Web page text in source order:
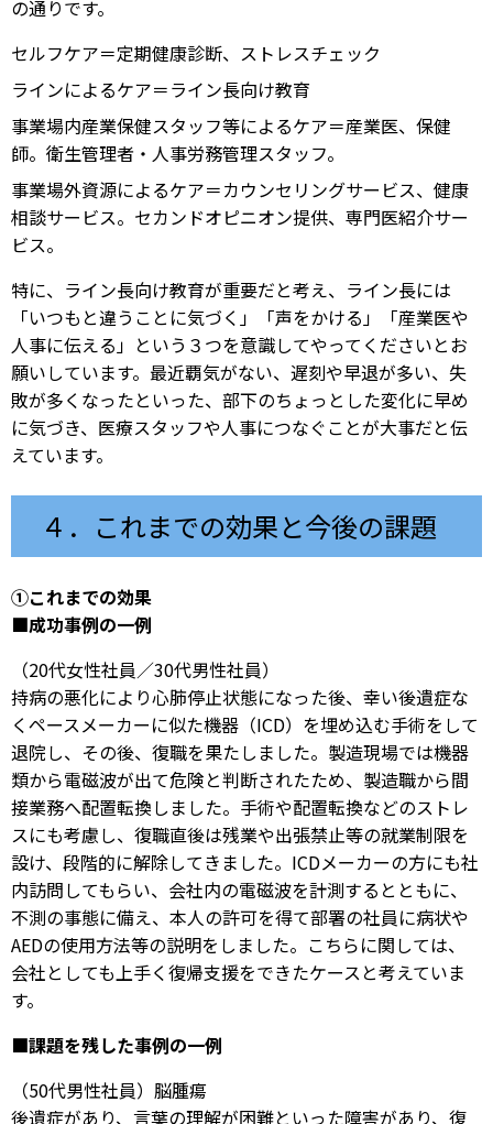
の通りです。
セルフケア＝定期健康診断、ストレスチェック
ラインによるケア＝ライン長向け教育
事業場内産業保健スタッフ等によるケア＝産業医、保健
師。衛生管理者・人事労務管理スタッフ。
事業場外資源によるケア＝カウンセリングサービス、健康
相談サービス。セカンドオピニオン提供、専門医紹介サー
ビス。
特に、ライン長向け教育が重要だと考え、ライン長には
「いつもと違うことに気づく」「声をかける」「産業医や
人事に伝える」という３つを意識してやってくださいとお
願いしています。最近覇気がない、遅刻や早退が多い、失
敗が多くなったといった、部下のちょっとした変化に早め
に気づき、医療スタッフや人事につなぐことが大事だと伝
えています。
４．これまでの効果と今後の課題
①これまでの効果
■成功事例の一例
（20代女性社員／30代男性社員）
持病の悪化により心肺停止状態になった後、幸い後遺症な
くペースメーカーに似た機器（ICD）を埋め込む手術をして
退院し、その後、復職を果たしました。製造現場では機器
類から電磁波が出て危険と判断されたため、製造職から間
接業務へ配置転換しました。手術や配置転換などのストレ
スにも考慮し、復職直後は残業や出張禁止等の就業制限を
設け、段階的に解除してきました。ICDメーカーの方にも社
内訪問してもらい、会社内の電磁波を計測するとともに、
不測の事態に備え、本人の許可を得て部署の社員に病状や
AEDの使用方法等の説明をしました。こちらに関しては、
会社としても上手く復帰支援をできたケースと考えていま
す。
■課題を残した事例の一例
（50代男性社員）脳腫瘍
後遺症があり、言葉の理解が困難といった障害があり、復